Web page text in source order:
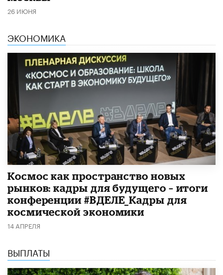
26 ИЮНЯ
ЭКОНОМИКА
Космос как пространство новых
рынков: кадры для будущего – итоги
конференции #ВДЕЛЕ_Кадры для
космической экономики
14 АПРЕЛЯ
ВЫПЛАТЫ